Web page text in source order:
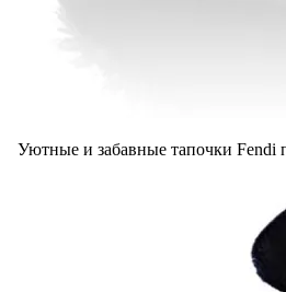
Уютные и забавные тапочки Fendi